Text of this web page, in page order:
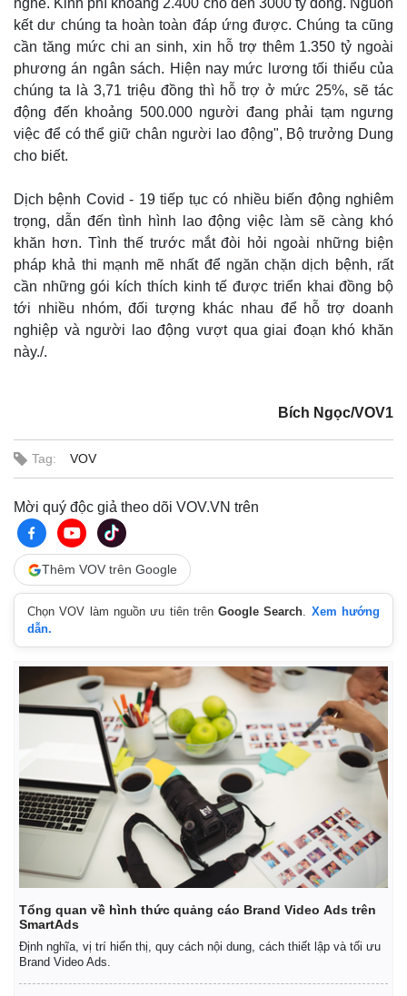
Pháp luật
Tin nóng
Quân sự - Quốc phòng
Việt Nam
nghề. Kinh phí khoảng 2.400 cho đến 3000 tỷ đồng. Nguồn
kết dư chúng ta hoàn toàn đáp ứng được. Chúng ta cũng
cần tăng mức chi an sinh, xin hỗ trợ thêm 1.350 tỷ ngoài
phương án ngân sách. Hiện nay mức lương tối thiểu của
chúng ta là 3,71 triệu đồng thì hỗ trợ ở mức 25%, sẽ tác
động đến khoảng 500.000 người đang phải tạm ngưng
việc để có thể giữ chân người lao động", Bộ trưởng Dung
cho biết.
Dịch bệnh Covid - 19 tiếp tục có nhiều biến động nghiêm
trọng, dẫn đến tình hình lao động việc làm sẽ càng khó
khăn hơn. Tình thế trước mắt đòi hỏi ngoài những biện
pháp khả thi mạnh mẽ nhất để ngăn chặn dịch bệnh, rất
cần những gói kích thích kinh tế được triển khai đồng bộ
tới nhiều nhóm, đối tượng khác nhau để hỗ trợ doanh
nghiệp và người lao động vượt qua giai đoạn khó khăn
này./.
Bích Ngọc/VOV1
Tag: VOV
Mời quý độc giả theo dõi VOV.VN trên
Thêm VOV trên Google
Chọn VOV làm nguồn ưu tiên trênGoogle Search. Xem hướng
dẫn.
Tổng quan về hình thức quảng cáo Brand Video Ads trên
SmartAds
Định nghĩa, vị trí hiển thị, quy cách nội dung, cách thiết lập và tối ưu
Brand Video Ads.